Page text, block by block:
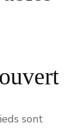
sont